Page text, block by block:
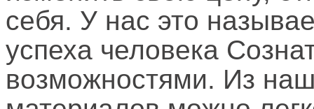
себя. У нас это
успеха человека
возможностями. Из